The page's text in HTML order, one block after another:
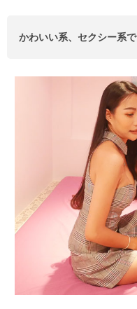
かわいい系、セクシー系